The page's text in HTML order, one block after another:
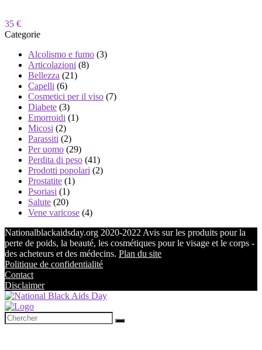
35 €
Categorie
Alcolismo e fumo (3)
Articolazioni (8)
Bellezza (21)
Capelli (6)
Cosmetici per il viso (7)
Diabete (3)
Emorroidi (1)
Micosi (2)
Parassiti (2)
Per uomo (29)
Perdita di peso (41)
Prodotti popolari (2)
Prostatite (1)
Psoriasi (1)
Salute (20)
Vene varicose (4)
Nationalblackaidsday.org 2020-2022 Avis sur les produits pour la
perte de poids, la beauté, les cosmétiques pour le visage et le corps -
des acheteurs et des médecins. Plan du site
Politique de confidentialité
Contact
Disclaimer